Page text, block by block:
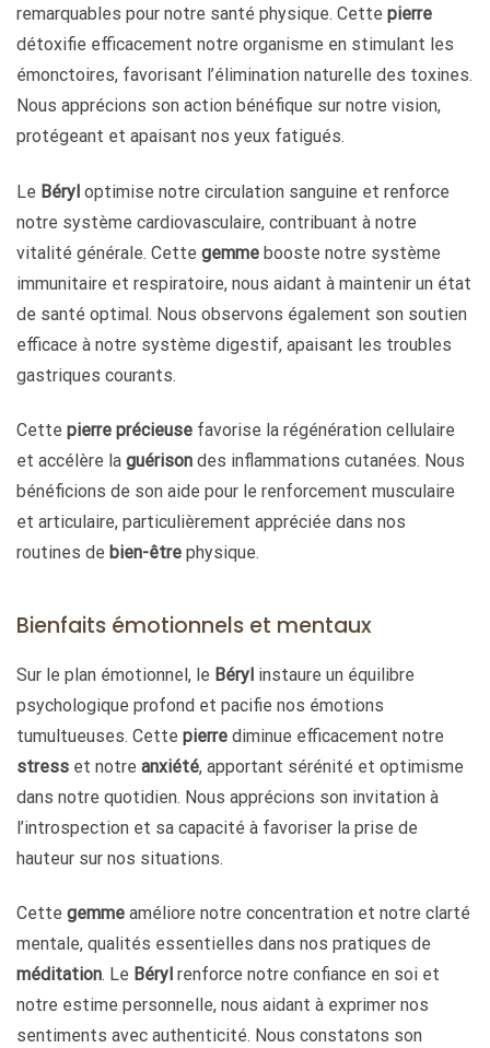
remarquables pour notre santé physique. Cette pierre
détoxifie efficacement notre organisme en stimulant les
émonctoires, favorisant l’élimination naturelle des toxines.
Nous apprécions son action bénéfique sur notre vision,
protégeant et apaisant nos yeux fatigués.
Le Béryl optimise notre circulation sanguine et renforce
notre système cardiovasculaire, contribuant à notre
vitalité générale. Cette gemme booste notre système
immunitaire et respiratoire, nous aidant à maintenir un état
de santé optimal. Nous observons également son soutien
efficace à notre système digestif, apaisant les troubles
gastriques courants.
Cette pierre précieuse favorise la régénération cellulaire
et accélère la guérison des inflammations cutanées. Nous
bénéficions de son aide pour le renforcement musculaire
et articulaire, particulièrement appréciée dans nos
routines de bien-être physique.
Bienfaits émotionnels et mentaux
Sur le plan émotionnel, le Béryl instaure un équilibre
psychologique profond et pacifie nos émotions
tumultueuses. Cette pierre diminue efficacement notre
stress et notre anxiété, apportant sérénité et optimisme
dans notre quotidien. Nous apprécions son invitation à
l’introspection et sa capacité à favoriser la prise de
hauteur sur nos situations.
Cette gemme améliore notre concentration et notre clarté
mentale, qualités essentielles dans nos pratiques de
méditation. Le Béryl renforce notre confiance en soi et
notre estime personnelle, nous aidant à exprimer nos
sentiments avec authenticité. Nous constatons son